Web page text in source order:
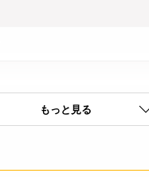
もっと見る